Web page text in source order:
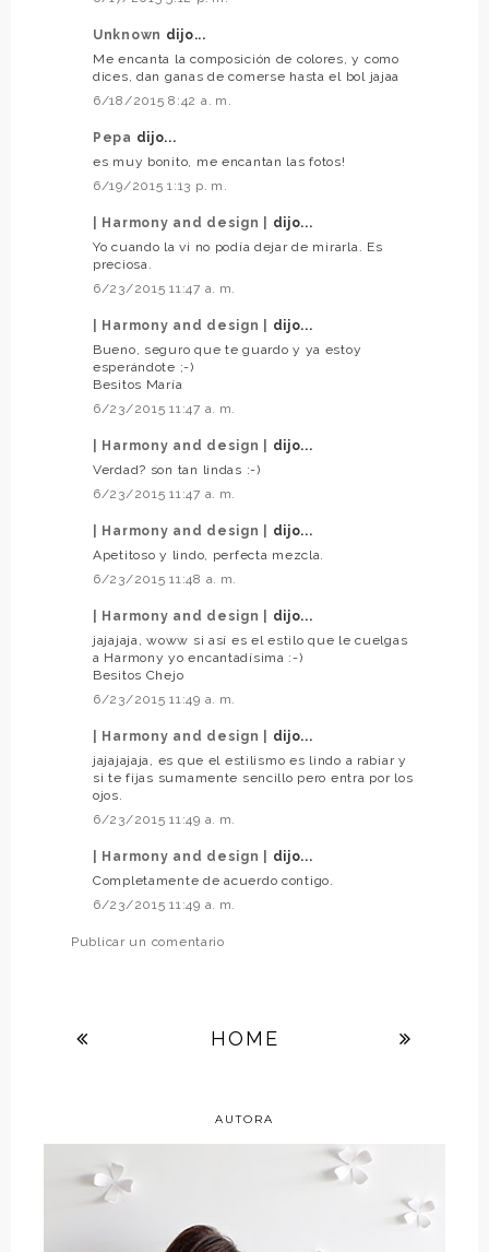
Unknown dijo...
Me encanta la composición de colores, y como
dices, dan ganas de comerse hasta el bol jajaa
6/18/2015 8:42 a. m.
Pepa dijo...
es muy bonito, me encantan las fotos!
6/19/2015 1:13 p. m.
| Harmony and design |
dijo...
Yo cuando la vi no podía dejar de mirarla. Es
preciosa.
6/23/2015 11:47 a. m.
| Harmony and design |
dijo...
Bueno, seguro que te guardo y ya estoy
esperándote ;-)
Besitos María
6/23/2015 11:47 a. m.
| Harmony and design |
dijo...
Verdad? son tan lindas :-)
6/23/2015 11:47 a. m.
| Harmony and design |
dijo...
Apetitoso y lindo, perfecta mezcla.
6/23/2015 11:48 a. m.
| Harmony and design |
dijo...
jajajaja, woww si así es el estilo que le cuelgas
a Harmony yo encantadísima :-)
Besitos Chejo
6/23/2015 11:49 a. m.
| Harmony and design |
dijo...
jajajajaja, es que el estilismo es lindo a rabiar y
si te fijas sumamente sencillo pero entra por los
ojos.
6/23/2015 11:49 a. m.
| Harmony and design |
dijo...
Completamente de acuerdo contigo.
6/23/2015 11:49 a. m.
Publicar un comentario
HOME
AUTORA